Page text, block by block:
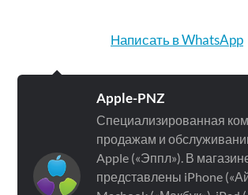
Написать в WhatsApp
Apple-PNZ
Специализированная
продажам и
Apple («Эппл»). В
представлены iPhone